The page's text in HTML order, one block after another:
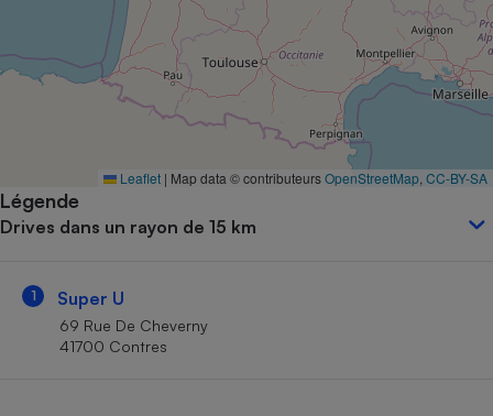
Leaflet | Map data © contributeursOpenStreetMap CC-BY-SA
Légende
Drives dans un rayon de 15 km
1 Super U
69 Rue De Cheverny
41700 Contres
Complément
alimentaire
Assurance emprunteur
Petit électroménager -
Mutuelle